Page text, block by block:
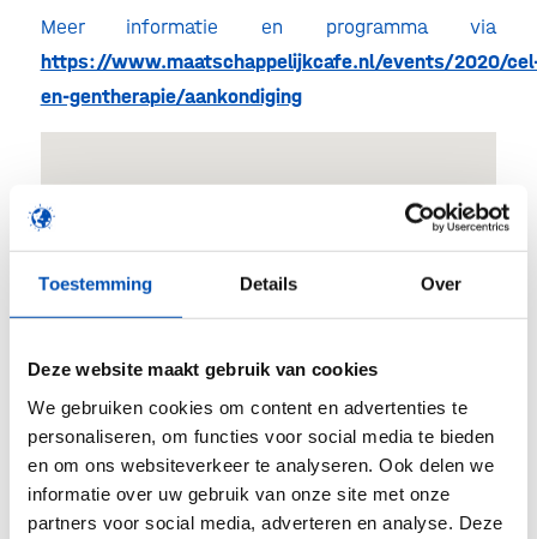
Toestemming Details Over
Deze website maakt gebruik van cookies
We gebruiken cookies om content en advertenties te
personaliseren, om functies voor social media te bieden
en om ons websiteverkeer te analyseren. Ook delen we
informatie over uw gebruik van onze site met onze
partners voor social media, adverteren en analyse. Deze
Meer informatie en programma via
https://www.maatschappelijkcafe.nl/events/2020/
en-gentherapie/aankondiging
Louwman Museum
Leidsestraatweg 57 - Den Haag
Evenementen